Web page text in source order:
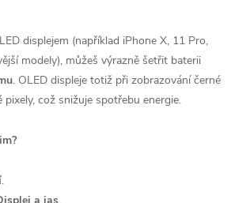
displejem (například iPhone X, 11 Pro,
modely), můžeš výrazně šetřit baterii
. OLED displeje totiž při zobrazování černé
pixely, což snižuje spotřebu energie.
.